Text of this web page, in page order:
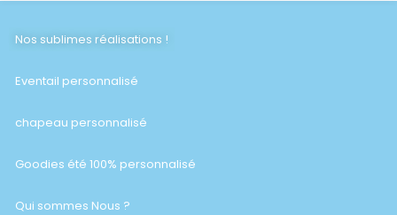
Nos sublimes réalisations !
Eventail personnalisé
chapeau personnalisé
Goodies été 100% personnalisé
Qui sommes Nous ?